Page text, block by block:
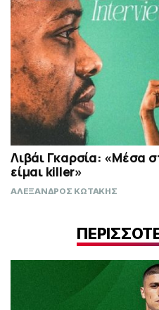
Λιβάι Γκαρσία: «Μέσα
είμαι killer»
ΑΛΕΞΑΝΔΡΟΣ ΚΩΤΑΚΗΣ